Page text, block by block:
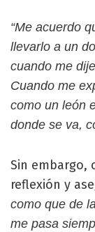
“Me acuerdo
llevarlo a un
cuando me
Cuando me
como un león
donde se va,
Sin embargo,
reflexión y
como que de
me pasa